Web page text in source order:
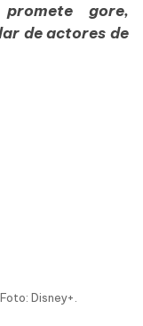
gore,
de actores de
Disney+.